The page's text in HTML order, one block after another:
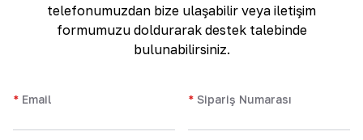
telefonumuzdan bize ulaşabilir veya iletişim
formumuzu doldurarak destek talebinde
bulunabilirsiniz.
* Email * Sipariş Numarası